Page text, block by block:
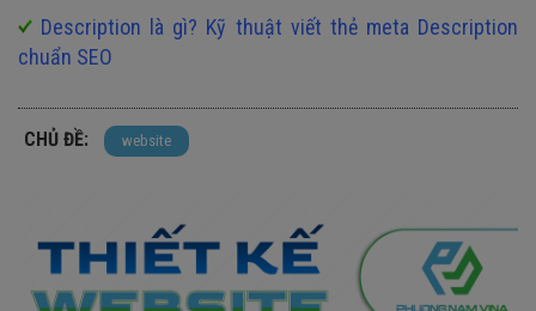
Description là gì? Kỹ thuật viết thẻ meta Description
chuẩn SEO
CHỦ ĐỀ: website